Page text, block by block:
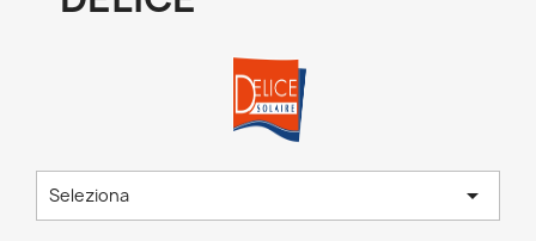
Seleziona 